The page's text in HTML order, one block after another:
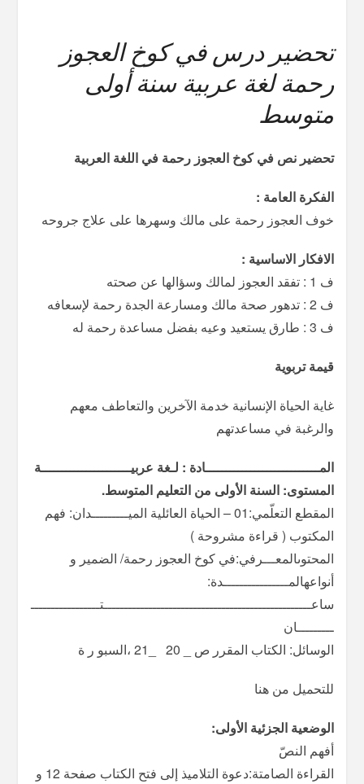
تحضير درس في كوخ العجوز
رحمة لغة عربية سنة أولى
متوسط
تحضير نص في كوخ العجوز رحمة في اللغة العربية
الفكرة العامة :
خوف العجوز رحمة على مالك وسهرها على علاج جروحه
الافكار الاساسية :
ف 1 : تفقد العجوز لمالك وسؤالها عن صحته
ف 2 : تدهور صحة مالك ومسارعة الجدة رحمة لإسعافه
ف 3 : طارق يستعيد وعيه بفضل مساعدة رحمة له
قيمة تربوية
غاية الحياة الإنسانية خدمة الآخرين والتعاطف معهم
والرغبة في مساعدتهم
المــــــــــــــــــــــــــــادة : لـغة عربيــــــــــــــــــــــة
المستوى: السنة الأولى من التعليم المتوسط.
المقطع التعلّمي:01 – الحياة العائلية الميـــــــــدان: فهم
المكتوب ( قراءة مشروحة )
المحتوىالمعـــرفي:في كوخ العجوز رحمة/ الضمير و
أنواعهالمــــــــــــــــدة:
ساعـــــــــــــــــــــــــــــــــــــــــــــــــــتـــــــــــــــــ
ـــــــــان
الوسائل: الكتاب المقرر ص _ 20 _21 ،السبو ر ة
للتحميل من هنا
الوضعیة الجزئیة الأولى:
أفهم النصّ
القراءة الصامتة:دعوة التلاميذ إلى فتح الكتاب صفحة 12 و